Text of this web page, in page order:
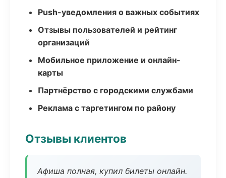
Push-уведомления о важных событиях
Отзывы пользователей и рейтинг
организаций
Мобильное приложение и онлайн-
карты
Партнёрство с городскими службами
Реклама с таргетингом по району
Отзывы клиентов
Афиша полная, купил билеты онлайн.